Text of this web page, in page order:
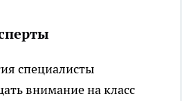
специалисты
внимание на класс